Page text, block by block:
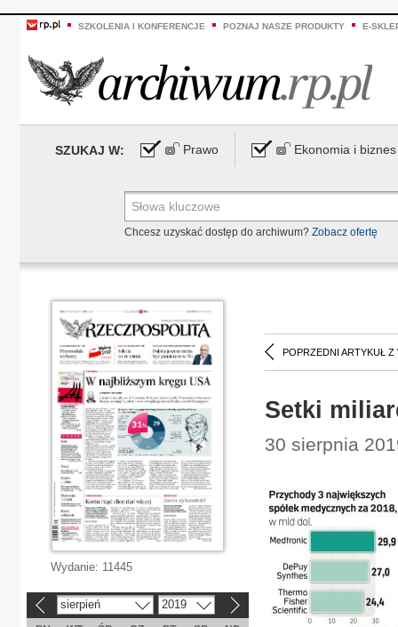
SZKOLENIA I KONFERENCJE POZNAJ NASZE PRODUKTY E-
SZUKAJ W: Prawo Ekonomia i biznes
Chcesz uzyskać dostęp do archiwum? Zobacz ofertę
POPRZEDNI ARTYKUŁ Z
Setki
30 sierpnia
Wydanie: 11445
sierpień 2019